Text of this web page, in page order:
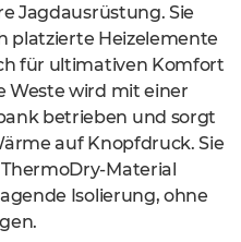
Jagdausrüstung. Sie
platzierte Heizelemente
für ultimativen Komfort
Weste wird mit einer
betrieben und sorgt
auf Knopfdruck. Sie
Material
Isolierung, ohne